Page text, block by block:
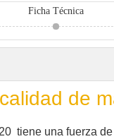
Ficha Técnica
de
tiene una fuerza